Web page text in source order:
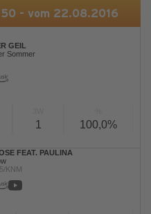
50 - vom 22.08.2016
GEIL
Sommer
1 100,0%
FEAT. PAULINA
KNM